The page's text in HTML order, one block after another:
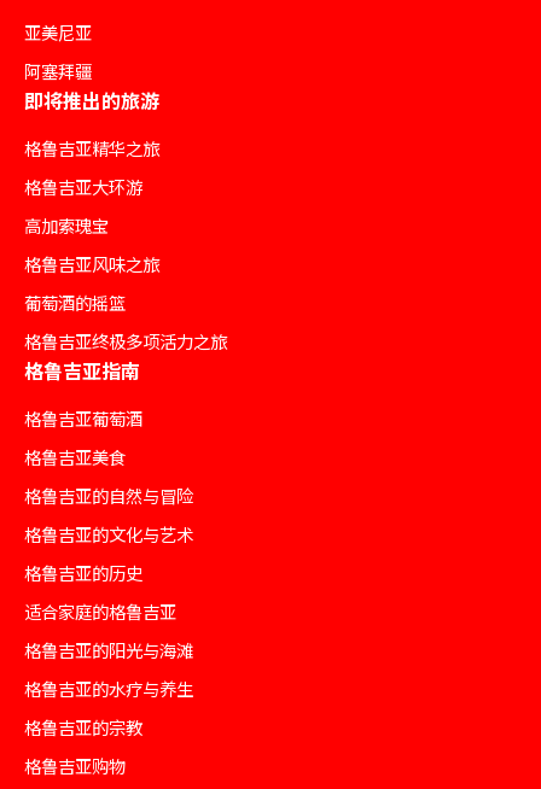
亚美尼亚
阿塞拜疆
即将推出的旅游
格鲁吉亚精华之旅
格鲁吉亚大环游
高加索瑰宝
格鲁吉亚风味之旅
葡萄酒的摇篮
格鲁吉亚终极多项活力之旅
格鲁吉亚指南
格鲁吉亚葡萄酒
格鲁吉亚美食
格鲁吉亚的自然与冒险
格鲁吉亚的文化与艺术
格鲁吉亚的历史
适合家庭的格鲁吉亚
格鲁吉亚的阳光与海滩
格鲁吉亚的水疗与养生
格鲁吉亚的宗教
格鲁吉亚购物